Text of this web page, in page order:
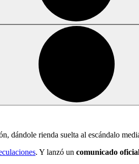
dándole rienda suelta al escándalo
. Y lanzó un comunicado